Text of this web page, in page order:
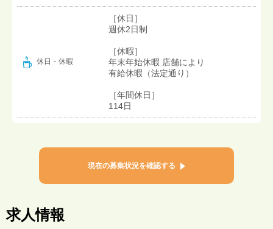
休日・休暇
［休日］
週休2日制
［休暇］
年末年始休暇 店舗により
有給休暇（法定通り）
［年間休日］
114日
現在の募集状況を確認する
求人情報